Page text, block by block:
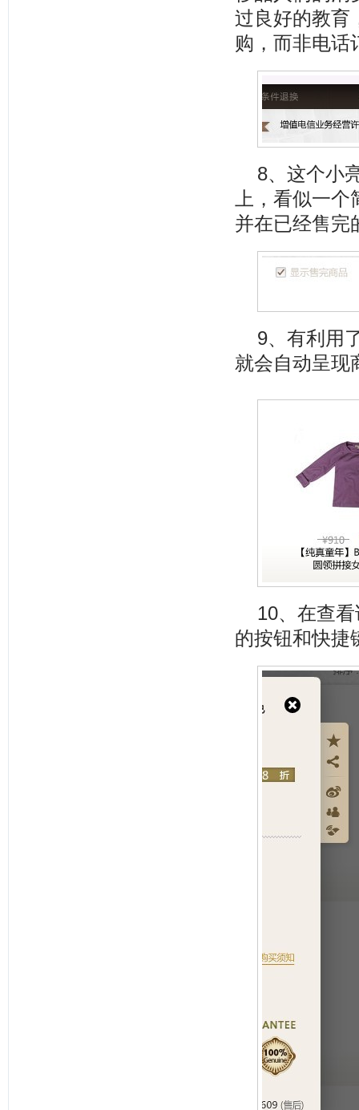
过良好的教育
购，而非电话
8、这个小
上，看似一
并在已经售完
9、有利用
就会自动呈现
10、在查
的按钮和快捷